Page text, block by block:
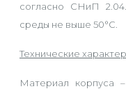
согласно СНиП
среды не выше 50°С.
Технические
Материал корпуса